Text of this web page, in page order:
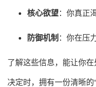
核心欲望：你真正
防御机制：你在压
了解这些信息，能让你
决定时，拥有一份清晰的“